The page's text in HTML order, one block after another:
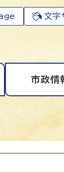
文字
市政情